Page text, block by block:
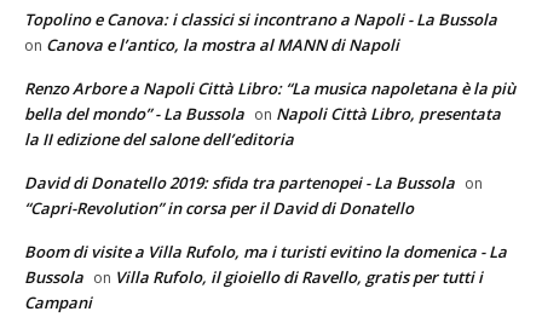
Topolino e Canova: i classici si incontrano a Napoli - La Bussola
on Canova e l’antico, la mostra al MANN di Napoli
Renzo Arbore a Napoli Città Libro: “La musica napoletana è la più
bella del mondo” - La Bussola on Napoli Città Libro, presentata
la II edizione del salone dell’editoria
David di Donatello 2019: sfida tra partenopei - La Bussola on
“Capri-Revolution” in corsa per il David di Donatello
Boom di visite a Villa Rufolo, ma i turisti evitino la domenica - La
Bussola on Villa Rufolo, il gioiello di Ravello, gratis per tutti i
Campani